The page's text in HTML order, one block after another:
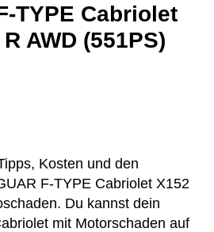
TYPE Cabriolet
AWD (551PS)
Kosten und den
F-TYPE Cabriolet X152
Du kannst dein
mit Motorschaden auf